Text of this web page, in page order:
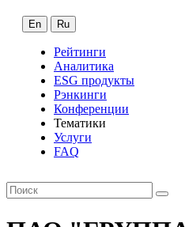
En Ru
Рейтинги
Аналитика
ESG продукты
Рэнкинги
Конференции
Тематики
Услуги
FAQ